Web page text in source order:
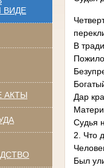
ВИДЕ
АКТЫ
В
Дар
Судья
2. Что
Был